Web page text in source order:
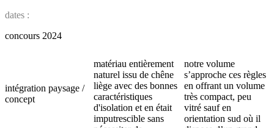
dates :
concours 2024
intégration paysage /
concept
matériau entièrement
naturel issu de chêne
liège avec des bonnes
caractéristiques
d'isolation et en était
imputrescible sans
notre volume
s’approche ces règles
en offrant un volume
très compact, peu
vitré sauf en
orientation sud où il